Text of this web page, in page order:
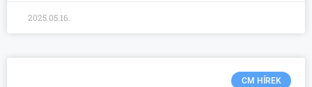
2025.05.16.
CM HÍREK